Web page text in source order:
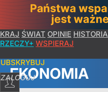
KRAJ ŚWIAT OPINIE HISTORIA
RZECZY+ WSPIERAJ
ZALOGUJ
EKONOMIA